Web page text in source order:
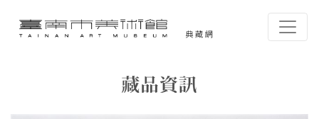
臺南市美術館-典藏網
網頁導覽